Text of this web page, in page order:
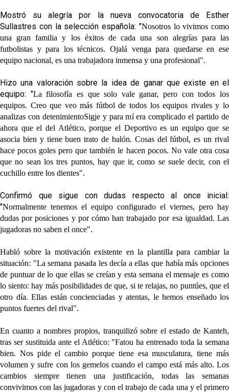
Mostró su alegría por la nueva convocatoria de Esther
Sullastres con la selección española: "Nosotros lo vivimos como
una gran familia y los éxitos de cada una son alegrías para las
futbolistas y para los técnicos. Ojalá venga para quedarse en ese
equipo nacional, es una trabajadora inmensa y una profesional".
Hizo una valoración sobre la idea de ganar que existe en el
equipo: "La filosofía es que solo vale ganar, pero con todos los
equipos. Creo que veo más fútbol de todos los equipos rivales y lo
analizas con detenimientoSigje y para mí era complicado el partido de
ahora que el del Atlético, porque el Deportivo es un equipo que se
asocia bien y tiene buen trato de balón. Cosas del fútbol, es un rival
hace pocos goles pero que también le hacen pocos. No vale otra cosa
que no sean los tres puntos, hay que ir, como se suele decir, con el
cuchillo entre los dientes".
Confirmó que sigue con dudas respecto al once inicial:
"Normalmente tenemos el equipo configurado el viernes, pero hay
dudas por posiciones y por cómo han trabajado por esa igualdad. Las
jugadoras no saben el once".
Habló sobre la motivación existente en la plantilla para cambiar la
situación: "La semana pasada les decía a ellas que había más opciones
de puntuar de lo que ellas se creían y esta semana el mensaje es como
lo siento: hay más posibilidades de que, si te relajas, no puntúes, que el
otro día. Ellas están concienciadas y atentas, le hemos enseñado los
puntos fuertes del rival".
En cuanto a nombres propios, tranquilizó sobre el estado de Kanteh,
tras ser sustituida ante el Atlético: "Fatou ha entrenado toda la semana
bien. Nos pide el cambio porque tiene esa musculatura, tiene más
volumen y sufre con los gemelos cuando el campo está más alto. Los
cambios siempre tienen una justificación, todas las semanas
convivimos con las jugadoras y con el trabajo de cada una y el primero